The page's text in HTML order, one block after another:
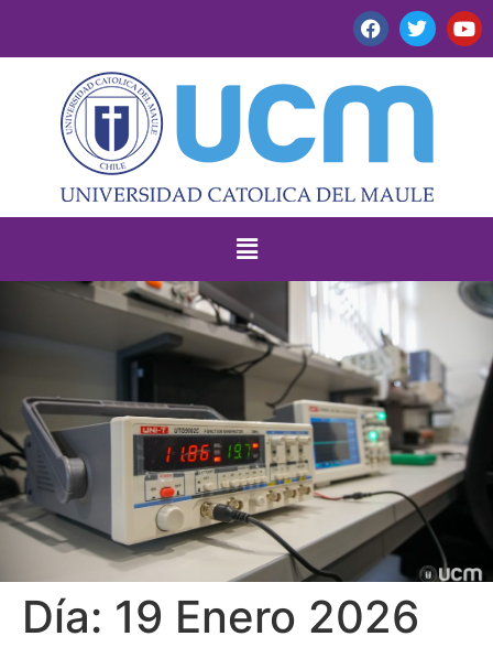
Día: 19 Enero 2026